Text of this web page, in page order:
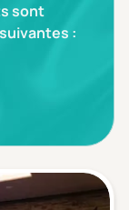
(0)
sont
: